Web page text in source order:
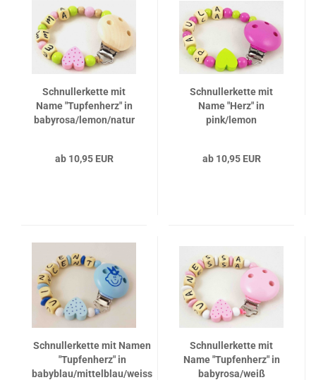
Schnullerkette mit
Name "Tupfenherz" in
babyrosa/lemon/natur
ab 10,95 EUR
Schnullerkette mit
Name "Herz" in
pink/lemon
ab 10,95 EUR
Schnullerkette mit Namen
"Tupfenherz" in
babyblau/mittelblau/weiss
Schnullerkette mit
Name "Tupfenherz" in
babyrosa/weiß